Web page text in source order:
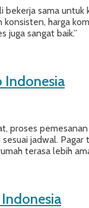
bekerja sama untuk
konsisten, harga
juga sangat baik.”
Indonesia
proses
jadwal.
terasa lebih
Indonesia